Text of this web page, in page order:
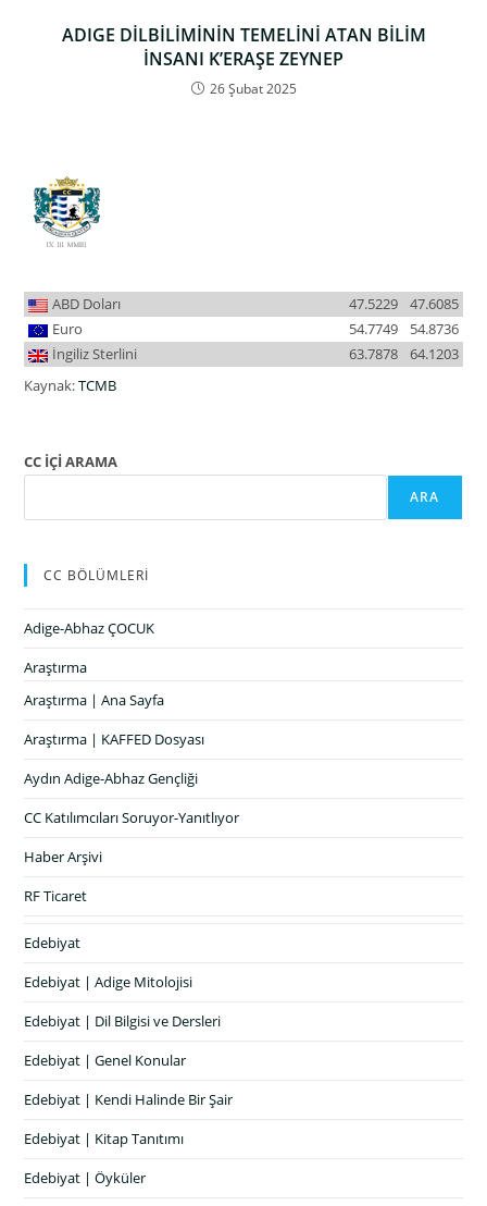
ADIGE DİLBİLİMİNİN TEMELİNİ ATAN BİLİM
İNSANI K’ERAŞE ZEYNEP
26 Şubat 2025
ABD Doları 47.6085
47.5229
Euro
54.8736
54.7749
İngiliz Sterlini
64.1203
63.7878
Kaynak:TCMB
CC İÇİ ARAMA
ARA
CC BÖLÜMLERİ
Adige-Abhaz ÇOCUK
Araştırma
Araştırma | Ana Sayfa
Araştırma | KAFFED Dosyası
Aydın Adige-Abhaz Gençliği
CC Katılımcıları Soruyor-Yanıtlıyor
Haber Arşivi
RF Ticaret
Edebiyat
Edebiyat | Adige Mitolojisi
Edebiyat | Dil Bilgisi ve Dersleri
Edebiyat | Genel Konular
Edebiyat | Kendi Halinde Bir Şair
Edebiyat | Kitap Tanıtımı
Edebiyat | Öyküler